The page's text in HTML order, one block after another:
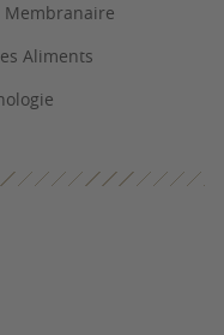
Membranaire
Aliments